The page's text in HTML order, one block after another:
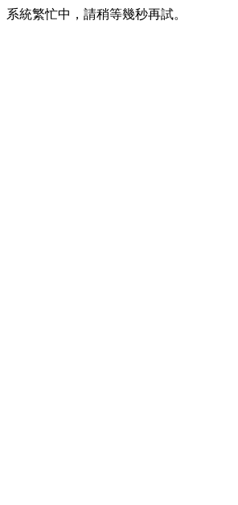
系統繁忙中，請稍等幾秒再試。